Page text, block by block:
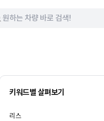
키워드별 살펴보기
리스